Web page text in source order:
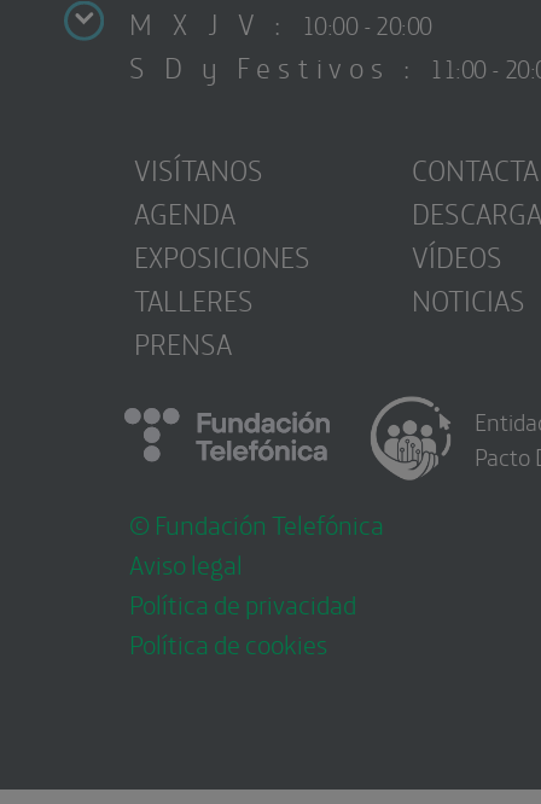
M X J V : 10:00 - 20:00
S D y Festivos : 11:00 -
VISÍTANOS
AGENDA
EXPOSICIONES
TALLERES
PRENSA
CONTACTA
VÍDEOS
NOTICIAS
© Fundación Telefónica
Aviso legal
Política de privacidad
Política de cookies
Pacto